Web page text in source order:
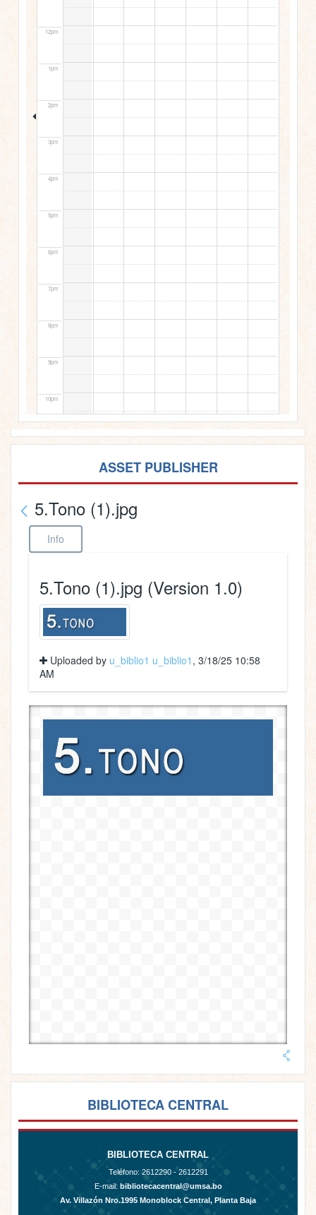
12pm
1pm
2pm
3pm
4pm
5pm
6pm
7pm
8pm
9pm
10pm
11pm
ASSET PUBLISHER
5.Tono (1).jpg
Info
5.Tono (1).jpg (Version 1.0)
Uploaded by u_biblio1 u_biblio1 , 3/18/25 10:58
AM
BIBLIOTECA CENTRAL
BIBLIOTECA CENTRAL
Teléfono: 2612290 - 2612291
E-mail: bibliotecacentral@umsa.bo
Av. Villazón Nro.1995 Monoblock Central, Planta Baja